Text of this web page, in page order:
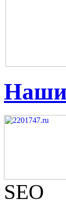
Наши
SEO